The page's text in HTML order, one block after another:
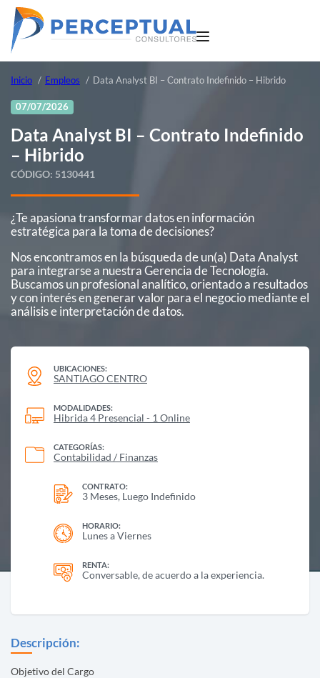
Inicio Empleos Data Analyst BI – Contrato Indefinido – Hibrido
07/07/2026
Data Analyst BI – Contrato Indefinido
– Hibrido
CÓDIGO: 5130441
¿Te apasiona transformar datos en información
estratégica para la toma de decisiones?
Nos encontramos en la búsqueda de un(a) Data Analyst
para integrarse a nuestra Gerencia de Tecnología.
Buscamos un profesional analítico, orientado a resultados
y con interés en generar valor para el negocio mediante el
análisis e interpretación de datos.
UBICACIONES:
SANTIAGO CENTRO
MODALIDADES:
Hibrida 4 Presencial - 1 Online
CATEGORÍAS:
Contabilidad / Finanzas
CONTRATO:
3 Meses, Luego Indefinido
HORARIO:
Lunes a Viernes
RENTA:
Conversable, de acuerdo a la experiencia.
Descripción:
Objetivo del Cargo